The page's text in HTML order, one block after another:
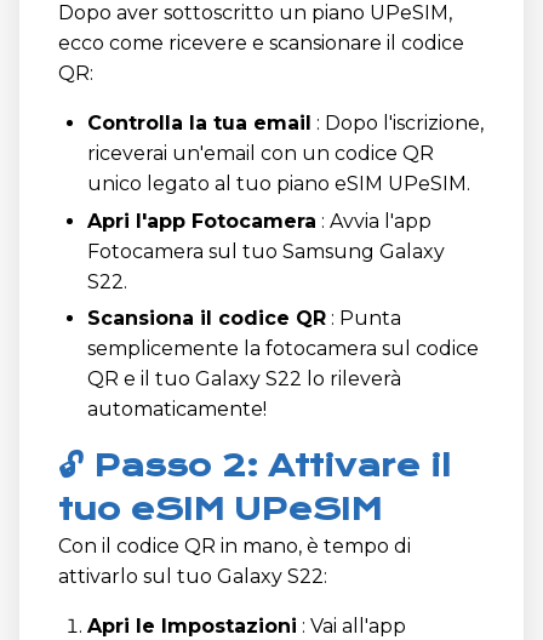
Dopo aver sottoscritto un piano UPeSIM,
ecco come ricevere e scansionare il codice
QR:
Controlla la tua email : Dopo l'iscrizione,
riceverai un'email con un codice QR
unico legato al tuo piano eSIM UPeSIM.
Apri l'app Fotocamera : Avvia l'app
Fotocamera sul tuo Samsung Galaxy
S22.
Scansiona il codice QR : Punta
semplicemente la fotocamera sul codice
QR e il tuo Galaxy S22 lo rileverà
automaticamente!
🔓 Passo 2: Attivare il
tuo eSIM UPeSIM
Con il codice QR in mano, è tempo di
attivarlo sul tuo Galaxy S22:
Apri le Impostazioni : Vai all'app